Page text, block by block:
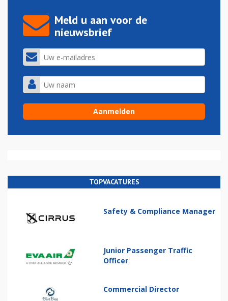
Meld u aan voor de
nieuwsbrief
TOPVACATURES
Safety & Compliance Manager
Junior Passenger Traffic
Officer
Commercial Director